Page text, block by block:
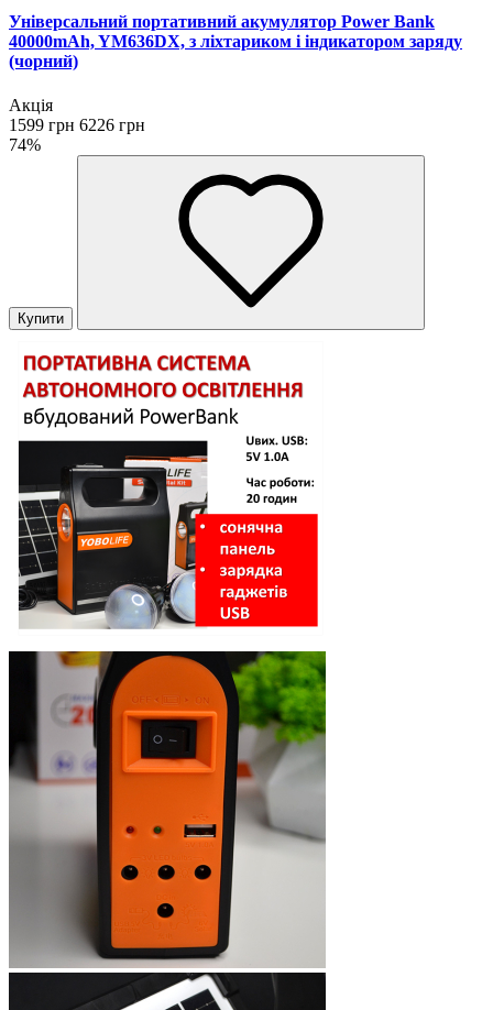
Універсальний портативний акумулятор Power Bank
40000mAh, YM636DX, з ліхтариком і індикатором заряду
(чорний)
Акція
1599 грн 6226 грн
74%
Купити